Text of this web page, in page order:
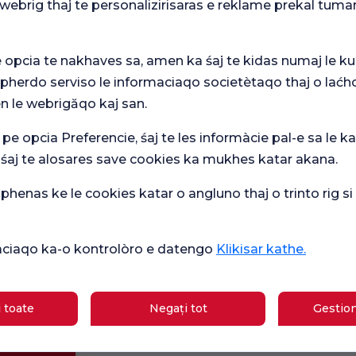
Școală
de
Ce este bun pentru diaree?
Care sunt simptomele sarcinii?
Care sunt simptomele deficitului de
de satisfacție
thaj te personalizirisaras e reklame prekal
opcia te nakhaves sa, amen ka śaj te kidas numaj le
serviso le informaciaqo societètaqo thaj o
le webrigăqo kaj san.
opcia Preferencie, śaj te les informàcie pal-e sa le
te alosares save cookies ka mukhes katar akana.
ke le cookies katar o angluno thaj o trinto rig
ka-o kontrolòro e datengo Klikisar kathe.
toate Negați tot